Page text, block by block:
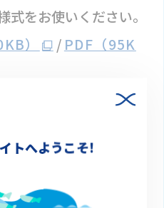
式をお使いください。
） / PDF（95K
ださい。こちらの提出
ます。
トへようこそ!